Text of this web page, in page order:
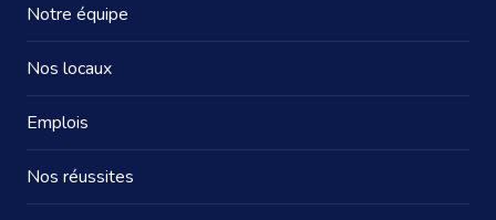
Notre équipe
Nos locaux
Emplois
Nos réussites